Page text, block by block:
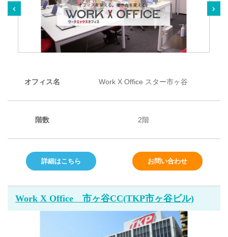
オフィス名 Work X Office スター市ヶ谷
階数 2階
詳細はこちら お問い合わせ
Work X Office 市ヶ谷CC(TKP市ヶ谷ビル)